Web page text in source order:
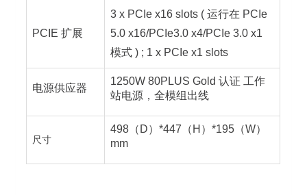
PCIE 扩展
3 x PCIe x16 slots ( 运行在 PCIe
5.0 x16/PCIe3.0 x4/PCIe 3.0 x1
模式 ) ; 1 x PCIe x1 slots
电源供应器
1250W 80PLUS Gold 认证 工作
站电源，全模组出线
尺寸
498（D）*447（H）*195（W）
mm